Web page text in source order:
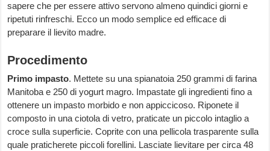
sapere che per essere attivo servono almeno quindici giorni e
ripetuti rinfreschi. Ecco un modo semplice ed efficace di
preparare il lievito madre.
Procedimento
Primo impasto. Mettete su una spianatoia 250 grammi di farina
Manitoba e 250 di yogurt magro. Impastate gli ingredienti fino a
ottenere un impasto morbido e non appiccicoso. Riponete il
composto in una ciotola di vetro, praticate un piccolo intaglio a
croce sulla superficie. Coprite con una pellicola trasparente sulla
quale praticherete piccoli forellini. Lasciate lievitare per circa 48